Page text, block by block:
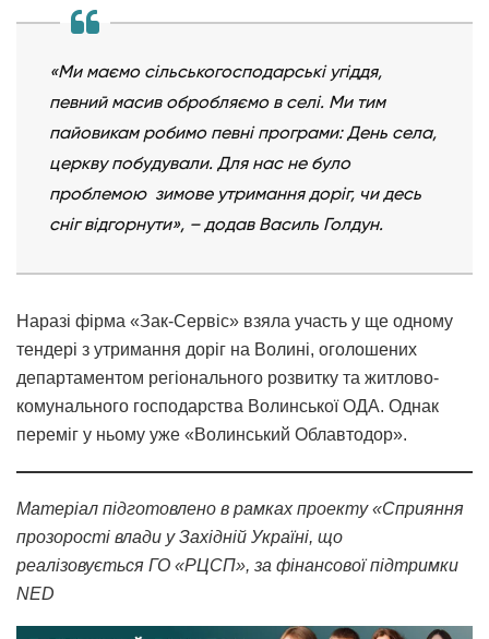
«Ми маємо сільськогосподарські угіддя,
певний масив обробляємо в селі. Ми тим
пайовикам робимо певні програми: День села,
церкву побудували. Для нас не було
проблемою зимове утримання доріг, чи десь
сніг відгорнути», – додав Василь Голдун.
Наразі фірма «Зак-Сервіс» взяла участь у ще одному
тендері з утримання доріг на Волині, оголошених
департаментом регіонального розвитку та житлово-
комунального господарства Волинської ОДА. Однак
переміг у ньому уже «Волинський Облавтодор».
Матеріал підготовлено в рамках проекту «Сприяння
прозорості влади у Західній Україні, що
реалізовується ГО «РЦСП», за фінансової підтримки
NED